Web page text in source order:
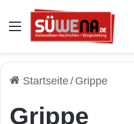
Auswahl
Startseite/ Grippe
Grippe